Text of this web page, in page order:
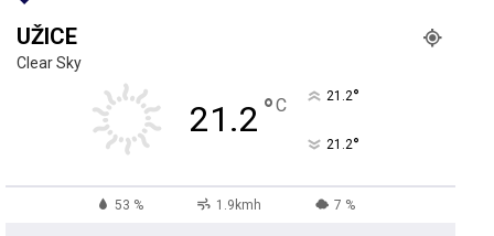
UŽICE
Clear Sky
21.2 °C 21.2°
21.2°
53 % 1.9kmh 7 %